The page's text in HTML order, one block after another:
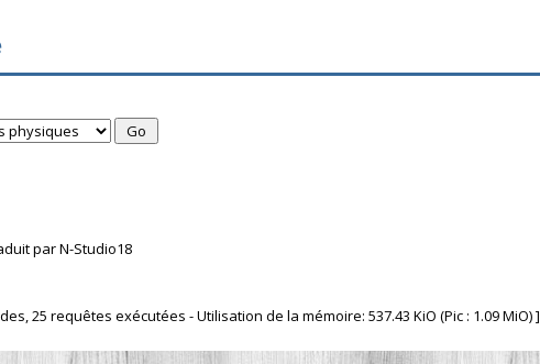
par N-Studio18
25 requêtes exécutées - Utilisation de la mémoire: 537.43 KiO (Pic : 1.09 MiO) ]